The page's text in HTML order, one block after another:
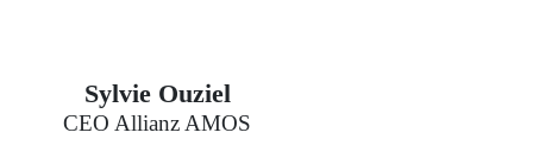
Sylvie Ouziel
CEO Allianz AMOS